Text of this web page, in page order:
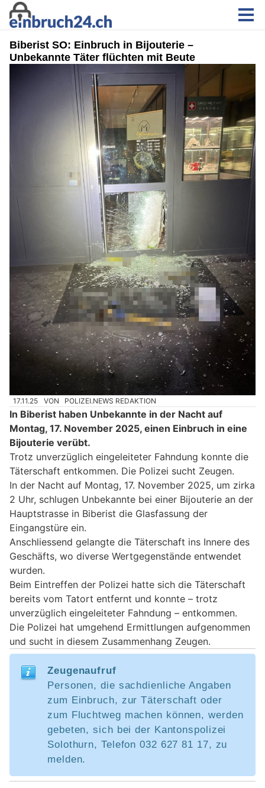
Biberist SO: Einbruch in Bijouterie –
Unbekannte Täter flüchten mit Beute
17.11.25 VON POLIZEI.NEWS REDAKTION
In Biberist haben Unbekannte in der Nacht auf
Montag, 17. November 2025, einen Einbruch in eine
Bijouterie verübt.
Trotz unverzüglich eingeleiteter Fahndung konnte die
Täterschaft entkommen. Die Polizei sucht Zeugen.
In der Nacht auf Montag, 17. November 2025, um zirka
2 Uhr, schlugen Unbekannte bei einer Bijouterie an der
Hauptstrasse in Biberist die Glasfassung der
Eingangstüre ein.
Anschliessend gelangte die Täterschaft ins Innere des
Geschäfts, wo diverse Wertgegenstände entwendet
wurden.
Beim Eintreffen der Polizei hatte sich die Täterschaft
bereits vom Tatort entfernt und konnte – trotz
unverzüglich eingeleiteter Fahndung – entkommen.
Die Polizei hat umgehend Ermittlungen aufgenommen
und sucht in diesem Zusammenhang Zeugen.
Zeugenaufruf
Personen, die sachdienliche Angaben
zum Einbruch, zur Täterschaft oder
zum Fluchtweg machen können, werden
gebeten, sich bei der Kantonspolizei
Solothurn, Telefon 032 627 81 17, zu
melden.